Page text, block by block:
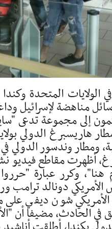
المتحدة
مناهضة لإسرائيل
إلى مجموعة تدعى
هاريسبرغ الدولي
ومطار وندسور الدولي
أظهرت مقاطع فيديو
هنا"، وكرر عبارة
دونالد ترامب
شون ديفي على
الحادث، مضيفا أن